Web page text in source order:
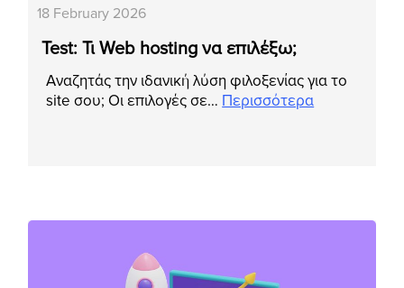
18 February 2026
Test: Τι Web hosting να επιλέξω;
Αναζητάς την ιδανική λύση φιλοξενίας για το
site σου; Οι επιλογές σε… Περισσότερα